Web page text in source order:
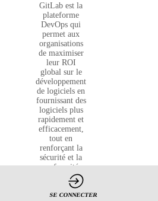
GitLab est la
plateforme
DevOps qui
permet aux
organisations
de maximiser
leur ROI
global sur le
développement
de logiciels en
fournissant des
logiciels plus
rapidement et
efficacement,
tout en
renforçant la
sécurité et la
conformité.
GitLab compte
désormais
environ 30
SE CONNECTER